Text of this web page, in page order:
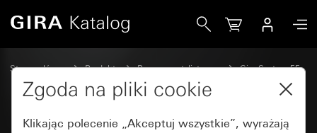
Strona główna Produkty Programy stylistyczne
Gira System 55
Gniazda wtyczkowe
Zgoda na pliki cookie
Klikając polecenie „Akceptuj wszystkie”, wyrażają